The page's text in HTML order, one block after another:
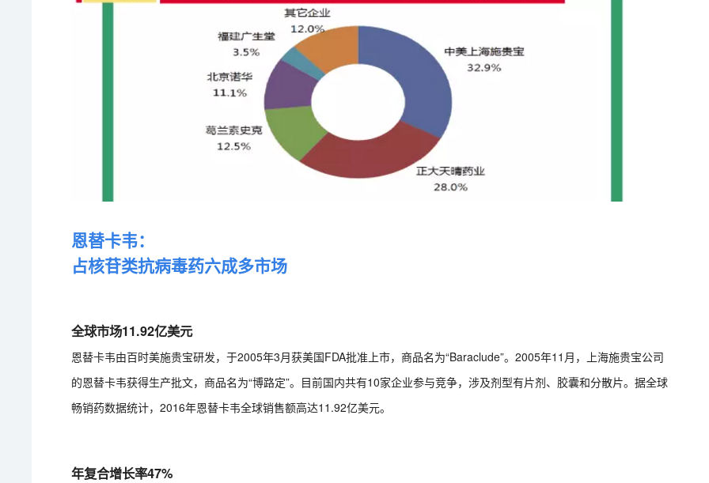
恩替卡韦：
占核苷类抗病毒药六成多市场
全球市场11.92亿美元
恩替卡韦由百时美施贵宝研发，于2005年3月获美国FDA批准上市，商品名为“Baraclude”。2005年11月，上海施贵宝公司
的恩替卡韦获得生产批文，商品名为“博路定”。目前国内共有10家企业参与竞争，涉及剂型有片剂、胶囊和分散片。据全球
畅销药数据统计，2016年恩替卡韦全球销售额高达11.92亿美元。
年复合增长率47%